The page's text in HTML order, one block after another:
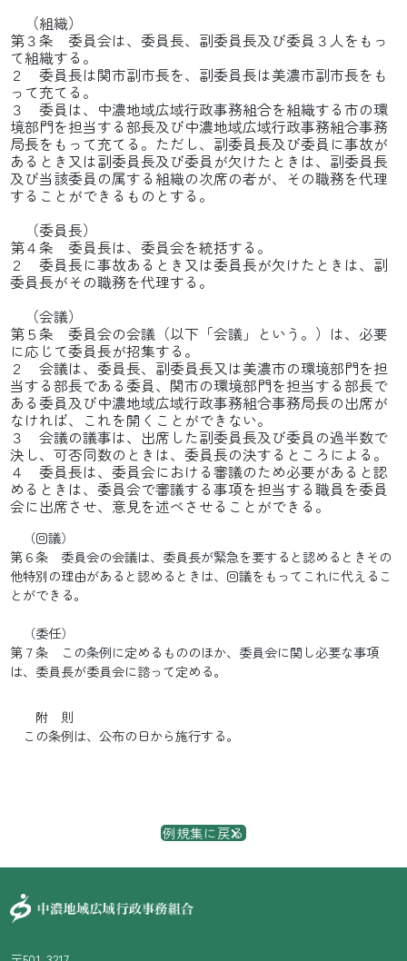
（組織）
第３条 委員会は、委員長、副委員長及び委員３人をもっ
て組織する。
２ 委員長は関市副市長を、副委員長は美濃市副市長をも
って充てる。
３ 委員は、中濃地域広域行政事務組合を組織する市の環
境部門を担当する部長及び中濃地域広域行政事務組合事務
局長をもって充てる。ただし、副委員長及び委員に事故が
あるとき又は副委員長及び委員が欠けたときは、副委員長
及び当該委員の属する組織の次席の者が、その職務を代理
することができるものとする。
（委員長）
第４条 委員長は、委員会を統括する。
２ 委員長に事故あるとき又は委員長が欠けたときは、副
委員長がその職務を代理する。
（会議）
第５条 委員会の会議（以下「会議」という。）は、必要
に応じて委員長が招集する。
２ 会議は、委員長、副委員長又は美濃市の環境部門を担
当する部長である委員、関市の環境部門を担当する部長で
ある委員及び中濃地域広域行政事務組合事務局長の出席が
なければ、これを開くことができない。
３ 会議の議事は、出席した副委員長及び委員の過半数で
決し、可否同数のときは、委員長の決するところによる。
４ 委員長は、委員会における審議のため必要があると認
めるときは、委員会で審議する事項を担当する職員を委員
会に出席させ、意見を述べさせることができる。
（回議）
第６条 委員会の会議は、委員長が緊急を要すると認めるときその
他特別の理由があると認めるときは、回議をもってこれに代えるこ
とができる。
（委任）
第７条 この条例に定めるもののほか、委員会に関し必要な事項
は、委員長が委員会に諮って定める。
附 則
この条例は、公布の日から施行する。
例規集に戻る